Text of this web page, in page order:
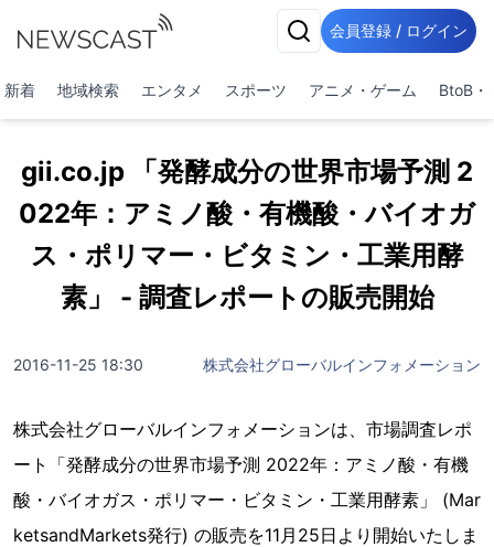
会員登録 / ログイン
新着 地域検索 エンタメ スポーツ アニメ・ゲーム BtoB・
gii.co.jp 「発酵成分の世界市場予測 2
022年：アミノ酸・有機酸・バイオガ
ス・ポリマー・ビタミン・工業用酵
素」 - 調査レポートの販売開始
2016-11-25 18:30 株式会社グローバルインフォメーション
株式会社グローバルインフォメーションは、市場調査レポ
ート「発酵成分の世界市場予測 2022年：アミノ酸・有機
酸・バイオガス・ポリマー・ビタミン・工業用酵素」 (Mar
ketsandMarkets発行) の販売を11月25日より開始いたしま